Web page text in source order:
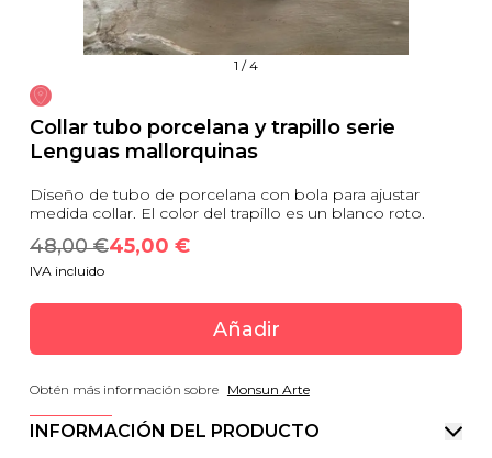
1 /4
Collar tubo porcelana y trapillo serie
Lenguas mallorquinas
Diseño de tubo de porcelana con bola para ajustar
medida collar. El color del trapillo es un blanco roto.
48,00 €45,00 €
IVA incluido
Añadir
Obtén más información sobre Monsun Arte
INFORMACIÓN DEL PRODUCTO